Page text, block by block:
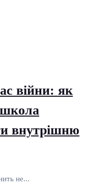
війни: як
внутрішню
не...